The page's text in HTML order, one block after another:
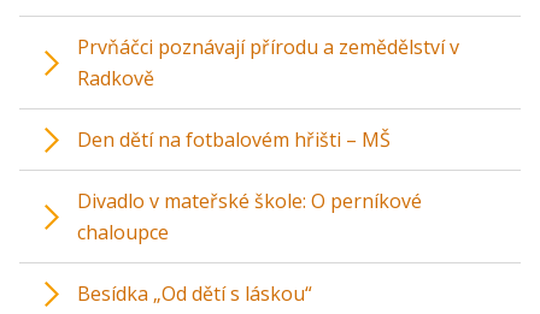
Prvňáčci poznávají přírodu a zemědělství v
Radkově
Den dětí na fotbalovém hřišti – MŠ
Divadlo v mateřské škole: O perníkové
chaloupce
Besídka „Od dětí s láskou“